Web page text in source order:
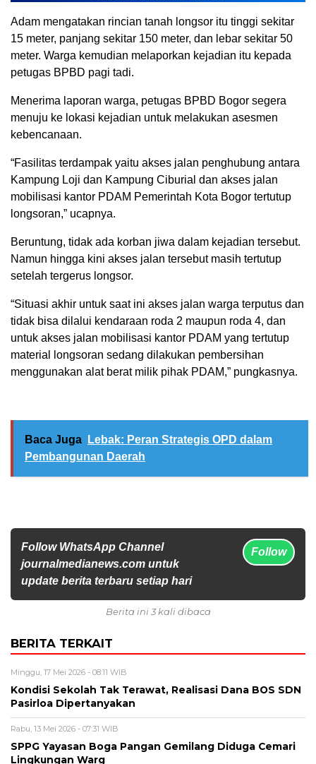
Adam mengatakan rincian tanah longsor itu tinggi sekitar
15 meter, panjang sekitar 150 meter, dan lebar sekitar 50
meter. Warga kemudian melaporkan kejadian itu kepada
petugas BPBD pagi tadi.
Menerima laporan warga, petugas BPBD Bogor segera
menuju ke lokasi kejadian untuk melakukan asesmen
kebencanaan.
“Fasilitas terdampak yaitu akses jalan penghubung antara
Kampung Loji dan Kampung Ciburial dan akses jalan
mobilisasi kantor PDAM Pemerintah Kota Bogor tertutup
longsoran,” ucapnya.
Beruntung, tidak ada korban jiwa dalam kejadian tersebut.
Namun hingga kini akses jalan tersebut masih tertutup
setelah tergerus longsor.
“Situasi akhir untuk saat ini akses jalan warga terputus dan
tidak bisa dilalui kendaraan roda 2 maupun roda 4, dan
untuk akses jalan mobilisasi kantor PDAM yang tertutup
material longsoran sedang dilakukan pembersihan
menggunakan alat berat milik pihak PDAM,” pungkasnya.
Baca Juga
Lebak: Peran Strategis OPD dalam
Pembangunan Daerah
Follow WhatsApp Channel
journalmedianews.com untuk
update berita terbaru setiap hari
Follow
Berita ini 3 kali dibaca
BERITA TERKAIT
Minggu, 17 Mei 2026 - 08:11 WIB
Kondisi Sekolah Tak Terawat, Realisasi Dana BOS SDN
Pasirloa Dipertanyakan
Rabu, 13 Mei 2026 - 07:31 WIB
SPPG Yayasan Boga Pangan Gemilang Diduga Cemari
Lingkungan Warg